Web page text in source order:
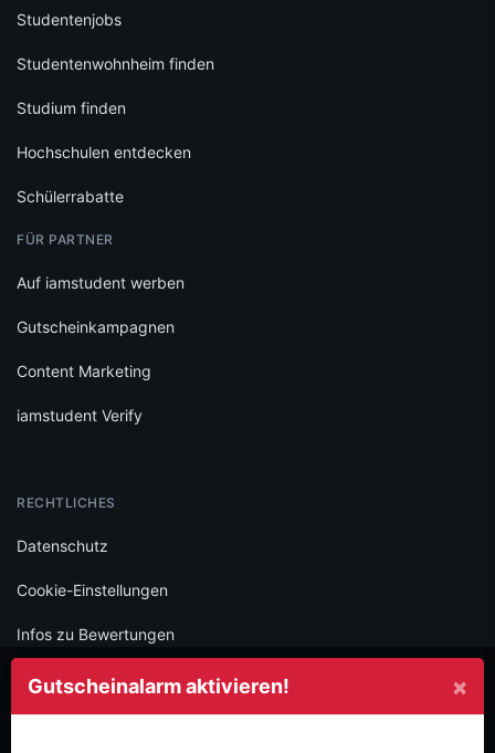
×
Gutscheinalarm aktivieren!
Studentenjobs
Studentenwohnheim finden
Studium finden
Hochschulen entdecken
Schülerrabatte
FÜR PARTNER
Auf iamstudent werben
Gutscheinkampagnen
Content Marketing
iamstudent Verify
RECHTLICHES
Datenschutz
Cookie-Einstellungen
Infos zu Bewertungen
AGB